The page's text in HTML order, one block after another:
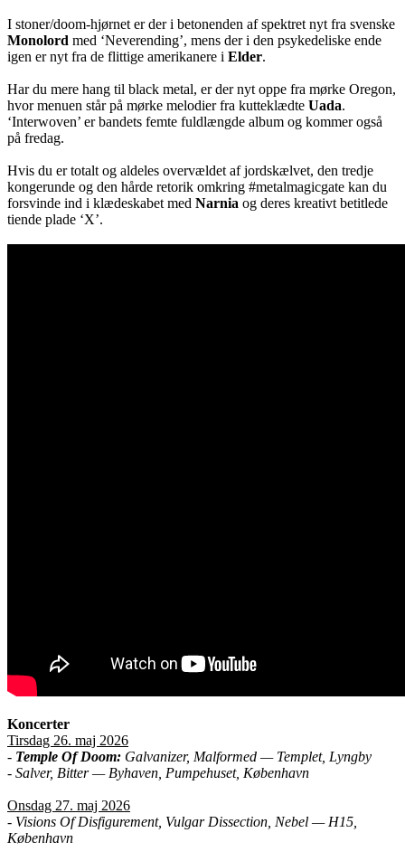
I stoner/doom-hjørnet er der i betonenden af spektret nyt fra svenske
Monolord med ‘Neverending’, mens der i den psykedeliske ende
igen er nyt fra de flittige amerikanere i Elder.
Har du mere hang til black metal, er der nyt oppe fra mørke Oregon,
hvor menuen står på mørke melodier fra kutteklædte Uada.
‘Interwoven’ er bandets femte fuldlængde album og kommer også
på fredag.
Hvis du er totalt og aldeles overvældet af jordskælvet, den tredje
kongerunde og den hårde retorik omkring #metalmagicgate kan du
forsvinde ind i klædeskabet med Narnia og deres kreativt betitlede
tiende plade ‘X’.
Koncerter
Tirsdag 26. maj 2026
- Temple Of Doom: Galvanizer, Malformed — Templet, Lyngby
- Salver, Bitter — Byhaven, Pumpehuset, København
Onsdag 27. maj 2026
- Visions Of Disfigurement, Vulgar Dissection, Nebel — H15,
København